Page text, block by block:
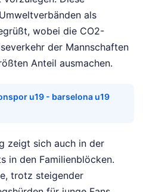
als
wobei die CO2-
der Mannschaften
Anteil ausmachen.
u19 - barselona u19
zeigt sich auch in der
in den Familienblöcken.
trotz steigender